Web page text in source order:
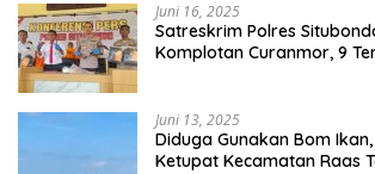
Juni 16, 2025
Satreskrim Polres
Komplotan Curanmor, 9
Juni 13, 2025
Diduga Gunakan Bom
Ketupat Kecamatan Raas